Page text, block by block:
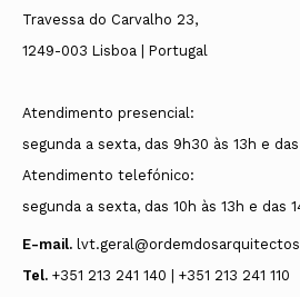
Travessa do Carvalho 23,
1249-003 Lisboa | Portugal
Atendimento presencial:
segunda a sexta, das 9h30 às 13h e das
Atendimento telefónico:
segunda a sexta, das 10h às 13h e das
E-mail.
Tel. +351 213 241 140 | +351 213 241 110